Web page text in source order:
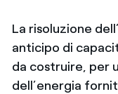
La risoluzione
anticipo di
da costruire, per
dell’energia